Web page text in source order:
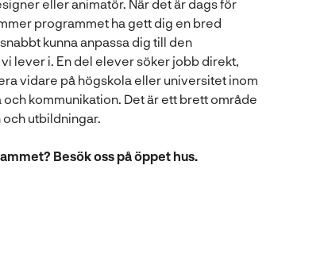
eller animatör. När det är dags för
programmet ha gett dig en bred
kunna anpassa dig till den
lever i. En del elever söker jobb direkt,
vidare på högskola eller universitet inom
kommunikation. Det är ett brett område
utbildningar.
Besök oss på öppet hus.